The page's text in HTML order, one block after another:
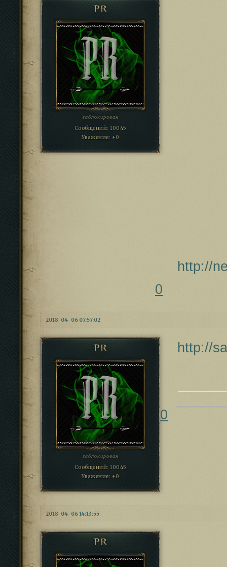
PR
заблокирован
Сообщений: 10045
Уважение: +0
http://
0
2018-04-06 07:57:02
PR
заблокирован
Сообщений: 10045
Уважение: +0
http://
0
2018-04-06 14:13:55
PR